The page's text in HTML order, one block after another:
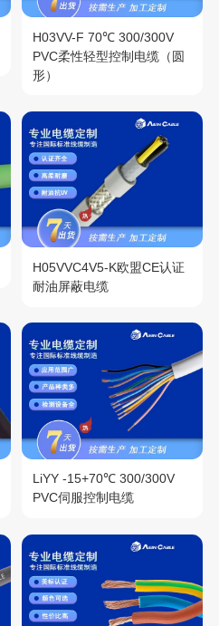
H03VV-F 70℃ 300/300V
PVC柔性轻型控制电缆（圆
形）
H05VVC4V5-K欧盟CE认证
耐油屏蔽电缆
LiYY -15+70℃ 300/300V
PVC伺服控制电缆